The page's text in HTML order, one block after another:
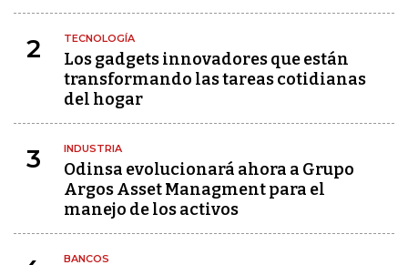
2 TECNOLOGÍA
Los gadgets innovadores que están
transformando las tareas cotidianas
del hogar
3 INDUSTRIA
Odinsa evolucionará ahora a Grupo
Argos Asset Managment para el
manejo de los activos
BANCOS